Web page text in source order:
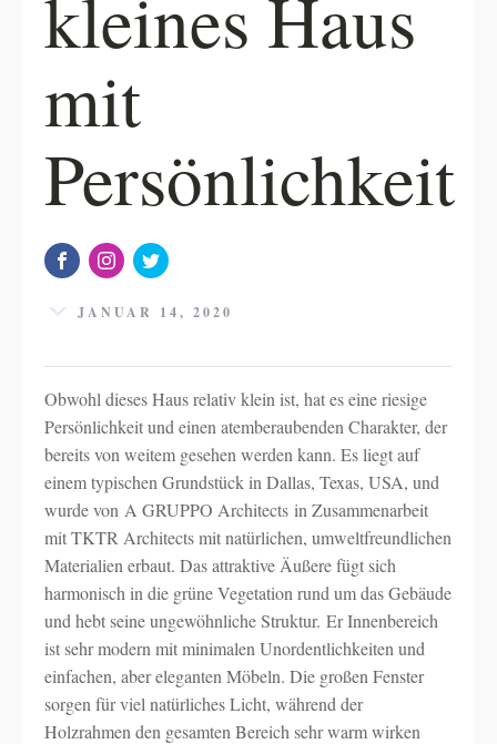
kleines Haus
mit
Persönlichkeit
JANUAR 14, 2020
Obwohl dieses Haus relativ klein ist, hat es eine riesige
Persönlichkeit und einen atemberaubenden Charakter, der
bereits von weitem gesehen werden kann. Es liegt auf
einem typischen Grundstück in Dallas, Texas, USA, und
wurde von A GRUPPO Architects in Zusammenarbeit
mit TKTR Architects mit natürlichen, umweltfreundlichen
Materialien erbaut. Das attraktive Äußere fügt sich
harmonisch in die grüne Vegetation rund um das Gebäude
und hebt seine ungewöhnliche Struktur. Er Innenbereich
ist sehr modern mit minimalen Unordentlichkeiten und
einfachen, aber eleganten Möbeln. Die großen Fenster
sorgen für viel natürliches Licht, während der
Holzrahmen den gesamten Bereich sehr warm wirken